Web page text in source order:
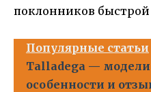
поклонников
Популярные статьи
Talladega — модели
особенности и